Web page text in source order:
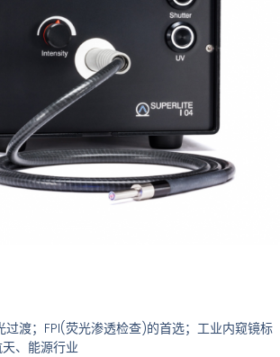
过渡；FPI(荧光渗透检查)的首选；工业内窥镜标
、能源行业